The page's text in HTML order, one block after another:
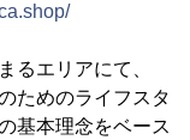
るエリアにて、
ためのライフスタ
基本理念をベース